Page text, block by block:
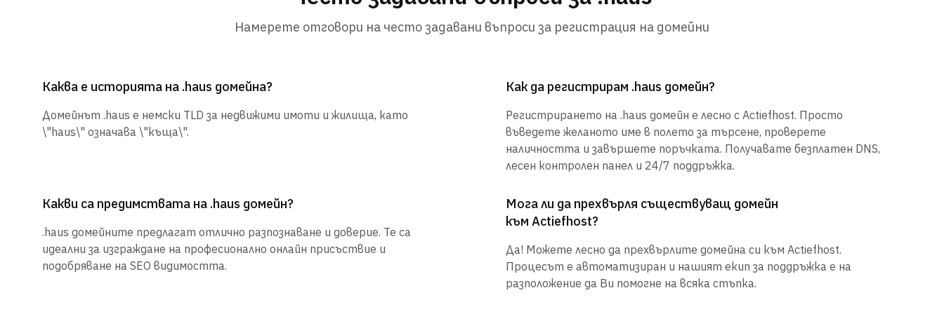
Намерете отговори на често задавани въпроси за регистрация на домейни
Каква е историята на .haus домейна?
Домейнът .haus е немски TLD за недвижими имоти и жилища, като
\"haus\" означава \"къща\".
Как да регистрирам .haus домейн?
Регистрирането на .haus домейн е лесно с Actiefhost. Просто
въведете желаното име в полето за търсене, проверете
наличността и завършете поръчката. Получавате безплатен DNS,
лесен контролен панел и 24/7 поддръжка.
Какви са предимствата на .haus домейн?
.haus домейните предлагат отлично разпознаване и доверие. Те са
идеални за изграждане на професионално онлайн присъствие и
подобряване на SEO видимостта.
Мога ли да прехвърля съществуващ домейн
към Actiefhost?
Да! Можете лесно да прехвърлите домейна си към Actiefhost.
Процесът е автоматизиран и нашият екип за поддръжка е на
разположение да Ви помогне на всяка стъпка.